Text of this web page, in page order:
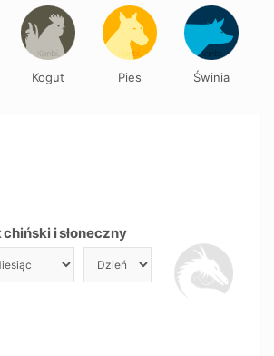
i słoneczny
Kogut Pies Świnia